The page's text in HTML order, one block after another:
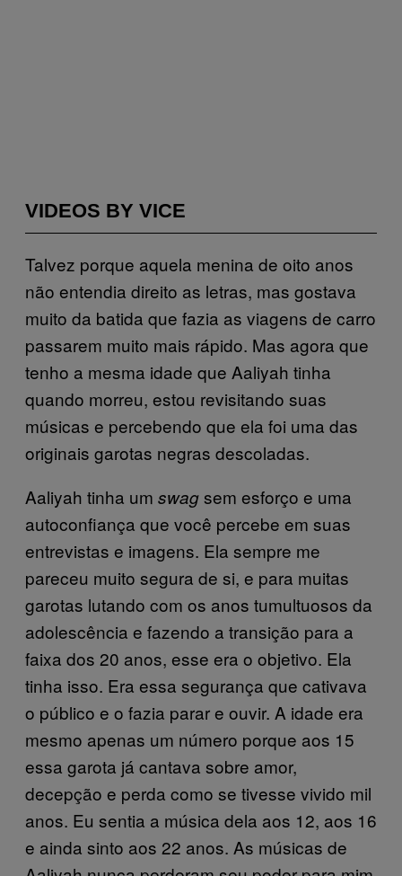
VIDEOS BY VICE
Talvez porque aquela menina de oito anos
não entendia direito as letras, mas gostava
muito da batida que fazia as viagens de carro
passarem muito mais rápido. Mas agora que
tenho a mesma idade que Aaliyah tinha
quando morreu, estou revisitando suas
músicas e percebendo que ela foi uma das
originais garotas negras descoladas.
Aaliyah tinha um swagsem esforço e uma
autoconfiança que você percebe em suas
entrevistas e imagens. Ela sempre me
pareceu muito segura de si, e para muitas
garotas lutando com os anos tumultuosos da
adolescência e fazendo a transição para a
faixa dos 20 anos, esse era o objetivo. Ela
tinha isso. Era essa segurança que cativava
o público e o fazia parar e ouvir. A idade era
mesmo apenas um número porque aos 15
essa garota já cantava sobre amor,
decepção e perda como se tivesse vivido mil
anos. Eu sentia a música dela aos 12, aos 16
e ainda sinto aos 22 anos. As músicas de